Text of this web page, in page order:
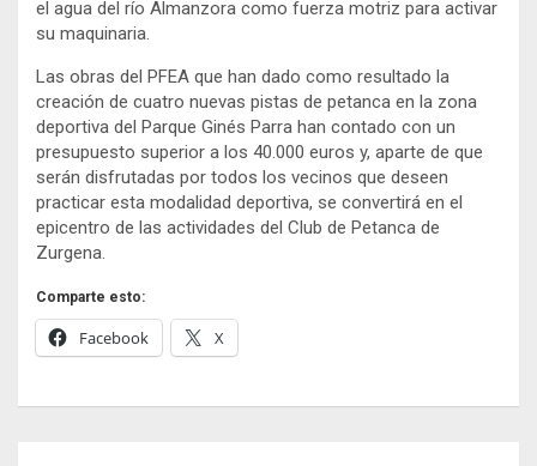
el agua del río Almanzora como fuerza motriz para activar
su maquinaria.
Las obras del PFEA que han dado como resultado la
creación de cuatro nuevas pistas de petanca en la zona
deportiva del Parque Ginés Parra han contado con un
presupuesto superior a los 40.000 euros y, aparte de que
serán disfrutadas por todos los vecinos que deseen
practicar esta modalidad deportiva, se convertirá en el
epicentro de las actividades del Club de Petanca de
Zurgena.
Comparte esto:
Facebook X